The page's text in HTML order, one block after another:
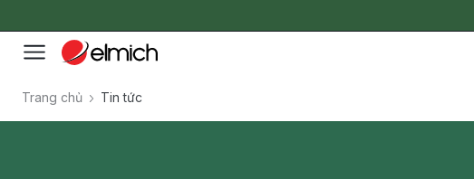
Trang chủ Tin tức